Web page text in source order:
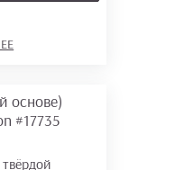
основе)
#17735